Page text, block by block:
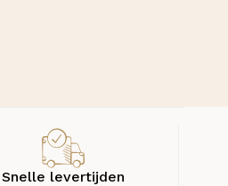
Snelle levertijden